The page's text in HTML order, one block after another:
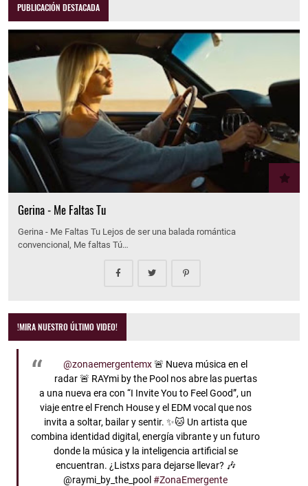
PUBLICACIÓN DESTACADA
Gerina - Me Faltas Tu
Gerina - Me Faltas Tu Lejos de ser una balada romántica
convencional, Me faltas Tú…
!MIRA NUESTRO ÚLTIMO VIDEO!
@zonaemergentemx🚨 Nueva música en el
radar 🚨 RAYmi by the Pool nos abre las puertas
a una nueva era con “I Invite You to Feel Good”, un
viaje entre el French House y el EDM vocal que nos
invita a soltar, bailar y sentir. ✨🐱 Un artista que
combina identidad digital, energía vibrante y un futuro
donde la música y la inteligencia artificial se
encuentran. ¿Listxs para dejarse llevar? 🎶
@raymi_by_the_pool#ZonaEmergente